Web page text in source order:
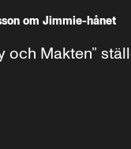
om Jimmie-hånet
och Makten”